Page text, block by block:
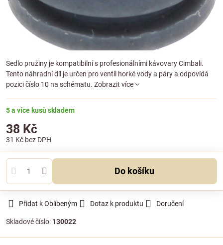
Sedlo pružiny je kompatibilní s profesionálními kávovary Cimbali.
Tento náhradní díl je určen pro ventil horké vody a páry a odpovídá
pozici číslo 10 na schématu. Zobrazit více
5 a více kusů skladem
38 Kč
31 Kč bez DPH
Do košíku
Přidat k Oblíbeným Dotaz k produktu Doručení
Skladové číslo: 130022